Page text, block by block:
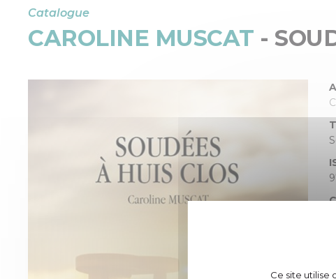
Catalogue
CAROLINE MUSCAT -
Ce site utilise